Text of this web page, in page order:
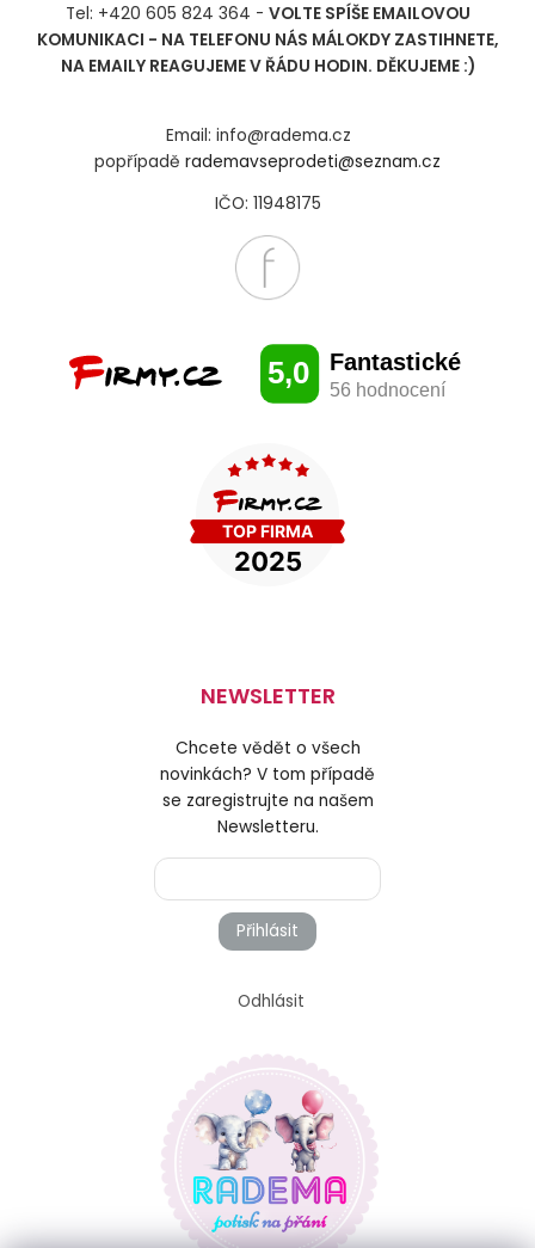
Tel: +420 605 824 364 - VOLTE SPÍŠE EMAILOVOU
KOMUNIKACI - NA TELEFONU NÁS MÁLOKDY ZASTIHNETE,
NA EMAILY REAGUJEME V ŘÁDU HODIN. DĚKUJEME :)
Email: info@radema.cz
popřípadě rademavseprodeti@seznam.cz
IČO: 11948175
NEWSLETTER
Chcete vědět o všech
novinkách? V tom případě
se zaregistrujte na našem
Newsletteru.
Přihlásit
Odhlásit